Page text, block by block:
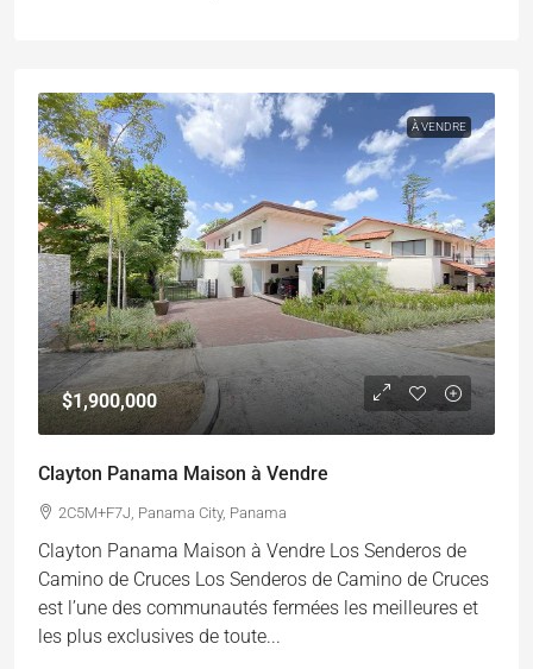
À VENDRE
$1,900,000
Clayton Panama Maison à Vendre
2C5M+F7J, Panama City, Panama
Clayton Panama Maison à Vendre Los Senderos de
Camino de Cruces Los Senderos de Camino de Cruces
est l’une des communautés fermées les meilleures et
les plus exclusives de toute...